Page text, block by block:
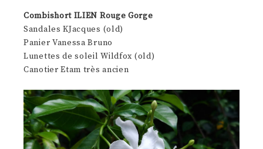
Combishort ILIEN Rouge Gorge
Sandales KJacques (old)
Panier Vanessa Bruno
Lunettes de soleil Wildfox (old)
Canotier Etam très ancien